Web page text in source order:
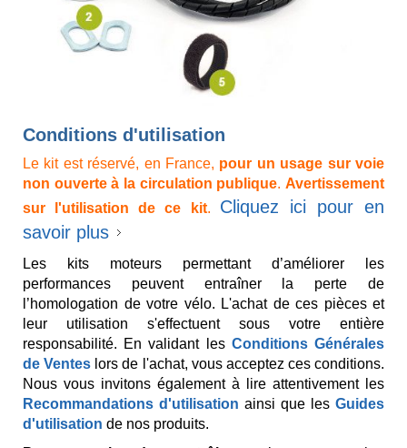
Conditions d'utilisation
Le kit est réservé, en France, pour un usage sur voie
non ouverte à la circulation publique.Avertissement
sur l'utilisation de ce kit. Cliquez ici pour en
savoir plus
Les kits moteurs permettant d’améliorer les
performances peuvent entraîner la perte de
l’homologation de votre vélo. L'achat de ces pièces et
leur utilisation s'effectuent sous votre entière
responsabilité. En validant les Conditions Générales
de Ventes lors de l'achat, vous acceptez ces conditions.
Nous vous invitons également à lire attentivement les
Recommandations d'utilisation ainsi que les Guides
d'utilisation de nos produits.